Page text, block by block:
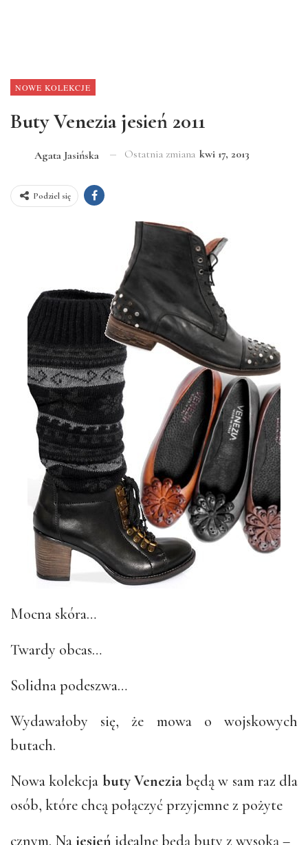
NOWE KOLEKCJE
Buty Venezia jesień 2011
Agata Jasińska Ostatnia zmiana kwi 17, 2013
Podziel się
Mocna skóra…
Twardy obcas…
Solidna podeszwa…
Wydawałoby się, że mowa o wojskowych
butach.
Nowa kolekcja buty Veneziabędą w sam raz dla
osób, które chcą połączyć przyjemne z pożyte
cznym. Na jesień idealne będą buty z wysoką –